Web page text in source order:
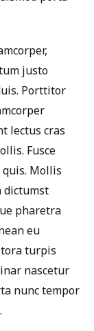
justo
Porttitor
lectus cras
Fusce
Mollis
dictumst
pharetra
eu
turpis
nascetur
nunc tempor